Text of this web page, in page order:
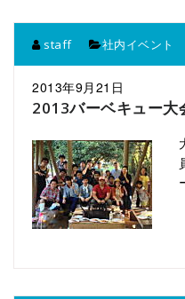
staff 社内イベント
2013年9月21日
2013バーベキュー大